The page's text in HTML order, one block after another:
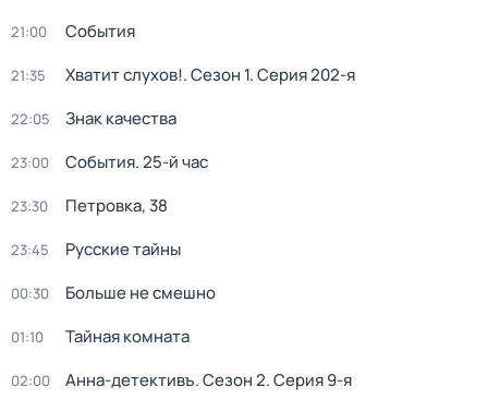
21:00 События
21:35 Хватит слухов!. Сезон 1. Серия 202-я
22:05 Знак качества
23:00 События. 25-й час
23:30 Петровка, 38
23:45 Русские тайны
00:30 Больше не смешно
01:10 Тайная комната
02:00 Анна-детективъ. Сезон 2. Серия 9-я